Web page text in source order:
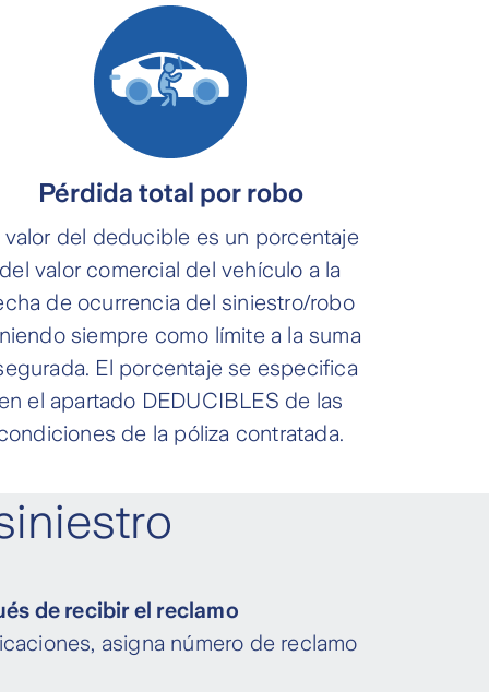
Pérdida total por robo
valor del deducible es un porcentaje
del valor comercial del vehículo a la
de ocurrencia del siniestro/robo
siempre como límite a la suma
El porcentaje se especifica
el apartado DEDUCIBLES de las
de la póliza contratada.
de recibir el reclamo
asigna número de reclamo